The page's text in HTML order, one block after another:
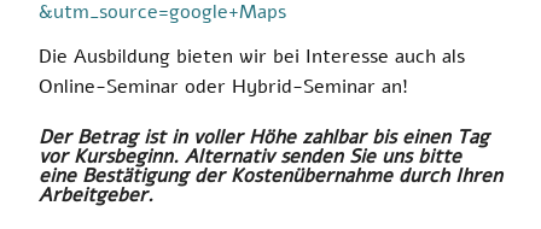
&utm_source=google+Maps
Die Ausbildung bieten wir bei Interesse auch als
Online-Seminar oder Hybrid-Seminar an!
Der Betrag ist in voller Höhe zahlbar bis einen Tag
vor Kursbeginn. Alternativ senden Sie uns bitte
eine Bestätigung der Kostenübernahme durch Ihren
Arbeitgeber.